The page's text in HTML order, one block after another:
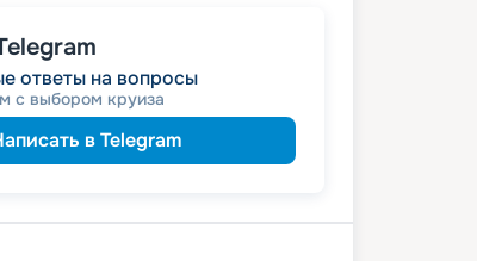
ответы на вопросы
с выбором круиза
в Telegram